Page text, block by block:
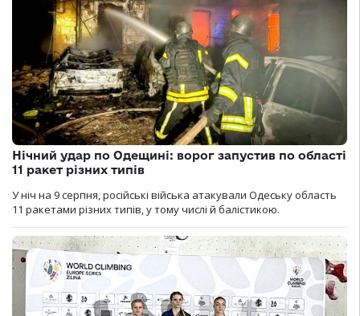
Нічний удар по Одещині: ворог запустив по області
11 ракет різних типів
У ніч на 9 серпня, російські війська атакували Одеську область
11 ракетами різних типів, у тому числі й балістикою.